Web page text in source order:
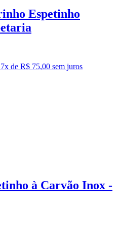
Espetinho
7x de R$ 75,00 sem juros
à Carvão Inox -